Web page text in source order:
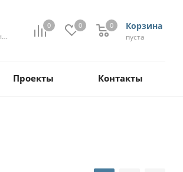
0 0 Корзина
0
пуста
0
Мой кабинет
Проекты Контакты